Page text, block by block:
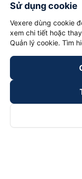
Sử dụng cookie
Vexere dùng cookie
xem chi tiết hoặc
Quản lý cookie. Tìm